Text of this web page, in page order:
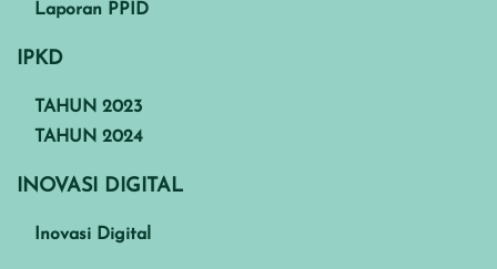
Laporan PPID
IPKD
TAHUN 2023
TAHUN 2024
INOVASI DIGITAL
Inovasi Digital